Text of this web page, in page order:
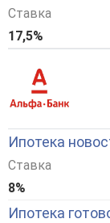
Ставка
17,5%
Ипотека
Ставка
8%
Ипотека